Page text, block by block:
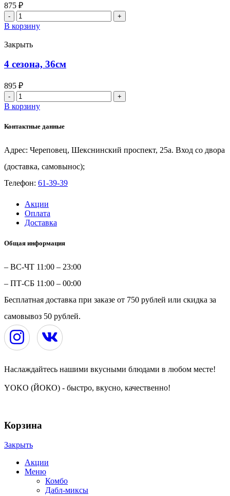
875 ₽
Количество
товара
Овощная,
36см
В корзину
Закрыть
4 сезона, 36см
895 ₽
Количество
товара
4
В корзину
Контактные данные
Адрес: Череповец, Шекснинский проспект, 25а. Вход со двора
(доставка, самовынос);
Телефон: 61-39-39
Акции
Оплата
Доставка
Общая информация
– ВС-ЧТ 11:00 – 23:00
– ПТ-СБ 11:00 – 00:00
Бесплатная доставка при заказе от 750 рублей или скидка за
самовывоз 50 рублей.
Наслаждайтесь нашими вкусными блюдами в любом месте!
YOKO (ЙОКО) - быстро, вкусно, качественно!
Корзина
Закрыть
Акции
Меню
Комбо
Дабл-миксы